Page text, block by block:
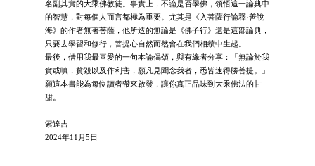
名副其實的大乘佛教徒。事實上，不論是否學佛，領悟這一論典中
的智慧，對每個人而言都極為重要。尤其是《入菩薩行論釋·善說
海》的作者無著菩薩，他所造的無論是《佛子行》還是這部論典，
只要去學習和修行，菩提心自然而然會在我們相續中生起。
最後，借用我最喜愛的一句本論偈頌，與有緣者分享：「無論於我
貪或嗔，贊毀以及作利害，願凡見聞念我者，悉皆速得勝菩提。」
願這本書能為每位讀者帶來啟發，讓你真正品味到大乘佛法的甘
甜。
索達吉
2024年11月5日